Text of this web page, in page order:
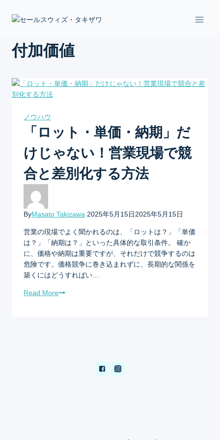
付加価値
ノウハウ
「ロット・単価・納期」だ
けじゃない！営業現場で競
合と差別化する方法
ByMasato Takizawa 2025年5月15日2025年5月15日
営業の現場でよく聞かれるのは、「ロットは？」「単価
は？」「納期は？」といった具体的な取引条件。 確か
に、価格や納期は重要ですが、それだけで競争するのは
危険です。価格競争に巻き込まれずに、長期的な関係を
築くにはどうすればい…
Read More